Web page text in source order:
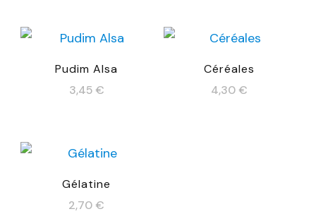
Pudim Alsa
3,45 €
Céréales
4,30 €
Gélatine
2,70 €